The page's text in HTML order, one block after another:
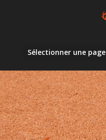
Sélectionner une page